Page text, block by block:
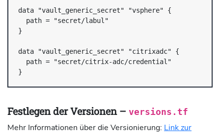
data "vault_generic_secret" "vsphere" {
  path = "secret/labul"
}
data "vault_generic_secret" "citrixadc" {
  path = "secret/citrix-adc/credential"
}
Festlegen der Versionen – versions.tf
Mehr Informationen über die Versionierung: Link zur